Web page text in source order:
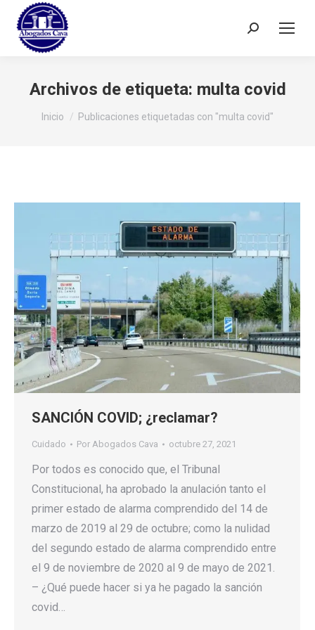
Buscar:
Archivos de etiqueta: multa covid
Estás aquí:
Inicio Publicaciones etiquetadas con "multa covid"
SANCIÓN COVID; ¿reclamar?
Cuidado Por Abogados Cava octubre 27, 2021
Por todos es conocido que, el Tribunal
Constitucional, ha aprobado la anulación tanto el
primer estado de alarma comprendido del 14 de
marzo de 2019 al 29 de octubre; como la nulidad
del segundo estado de alarma comprendido entre
el 9 de noviembre de 2020 al 9 de mayo de 2021.
– ¿Qué puede hacer si ya he pagado la sanción
covid…